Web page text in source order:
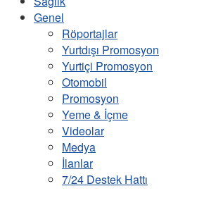
Genel
Röportajlar
Yurtdışı Promosyon
Yurtiçi Promosyon
Otomobil
Promosyon
Yeme & İçme
Videolar
Medya
İlanlar
7/24 Destek Hattı